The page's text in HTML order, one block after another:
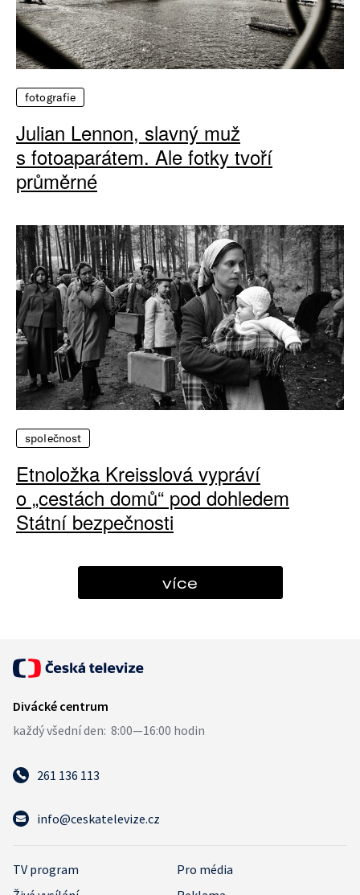
fotografie
Julian Lennon, slavný muž
s fotoaparátem. Ale fotky tvoří
průměrné
společnost
Etnoložka Kreisslová vypráví
o „cestách domů“ pod dohledem
Státní bezpečnosti
více
261 136 113
info@ceskatelevize.cz
TV program
Pro média